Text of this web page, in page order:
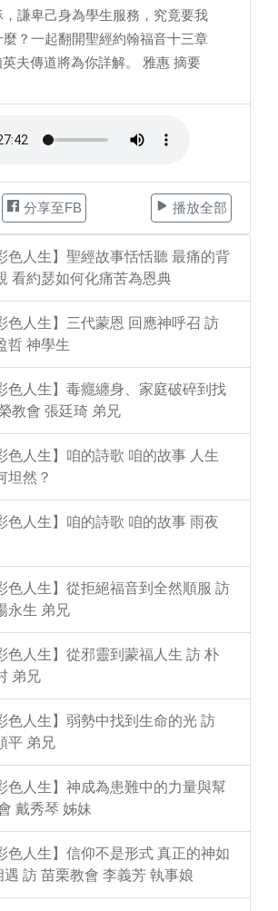
，謙卑己身為學生服務，究竟要我
？一起翻開聖經約翰福音十三章
英夫傳道將為你詳解。 雅惠 摘要
分享至FB 播放全部
色人生】聖經故事恬恬聽 最痛的背
看約瑟如何化痛苦為恩典
色人生】三代蒙恩 回應神呼召 訪
哲 神學生
色人生】毒癮纏身、家庭破碎到找
教會 張廷琦 弟兄
色人生】咱的詩歌 咱的故事 人生
坦然？
色人生】咱的詩歌 咱的故事 雨夜
色人生】從拒絕福音到全然順服 訪
永生 弟兄
色人生】從邪靈到蒙福人生 訪 朴
弟兄
色人生】弱勢中找到生命的光 訪
平 弟兄
色人生】神成為患難中的力量與幫
戴秀琴 姊妹
色人生】信仰不是形式 真正的神如
訪 苗栗教會 李義芳 執事娘